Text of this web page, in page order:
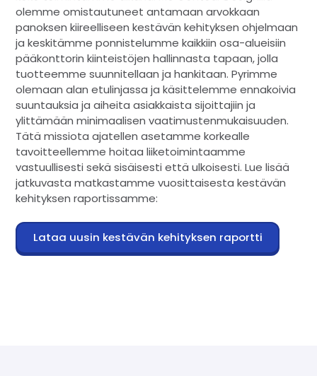
olemme omistautuneet antamaan arvokkaan
panoksen kiireelliseen kestävän kehityksen ohjelmaan
ja keskitämme ponnistelumme kaikkiin osa-alueisiin
pääkonttorin kiinteistöjen hallinnasta tapaan, jolla
tuotteemme suunnitellaan ja hankitaan. Pyrimme
olemaan alan etulinjassa ja käsittelemme ennakoivia
suuntauksia ja aiheita asiakkaista sijoittajiin ja
ylittämään minimaalisen vaatimustenmukaisuuden.
Tätä missiota ajatellen asetamme korkealle
tavoitteellemme hoitaa liiketoimintaamme
vastuullisesti sekä sisäisesti että ulkoisesti. Lue lisää
jatkuvasta matkastamme vuosittaisesta kestävän
kehityksen raportissamme:
Lataa uusin kestävän kehityksen raportti